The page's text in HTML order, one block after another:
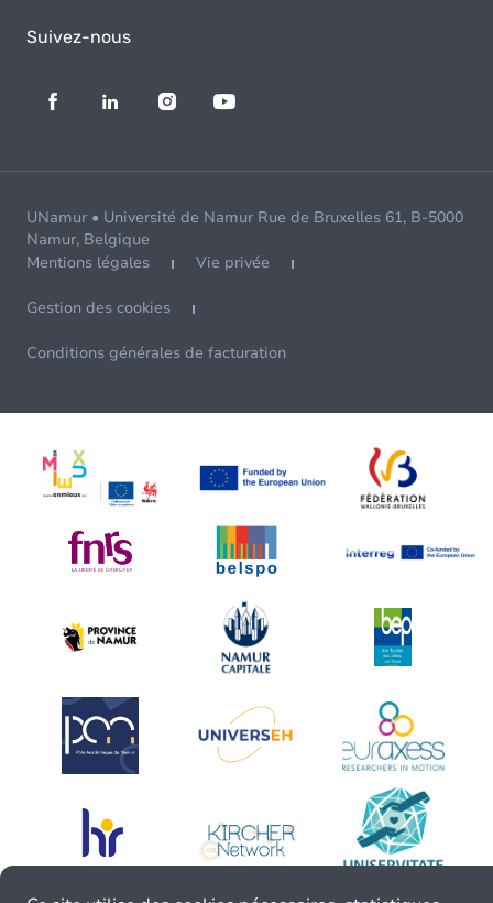
Suivez-nous
UNamur • Université de Namur Rue de Bruxelles 61, B-5000
Namur, Belgique
Mentions légales
Vie privée
Gestion des cookies
Conditions générales de facturation